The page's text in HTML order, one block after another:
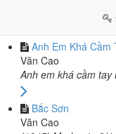
CÙNG TÁC
Anh Em Khá Cầm
Văn Cao
Anh em khá cầm
Bắc Sơn
Văn Cao